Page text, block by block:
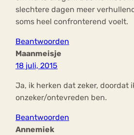
slechtere dagen meer
soms heel confronterend voelt.
Beantwoorden
Maanmeisje
18 juli, 2015
Ja, ik herken dat zeker, doordat
onzeker/ontevreden ben.
Beantwoorden
Annemiek